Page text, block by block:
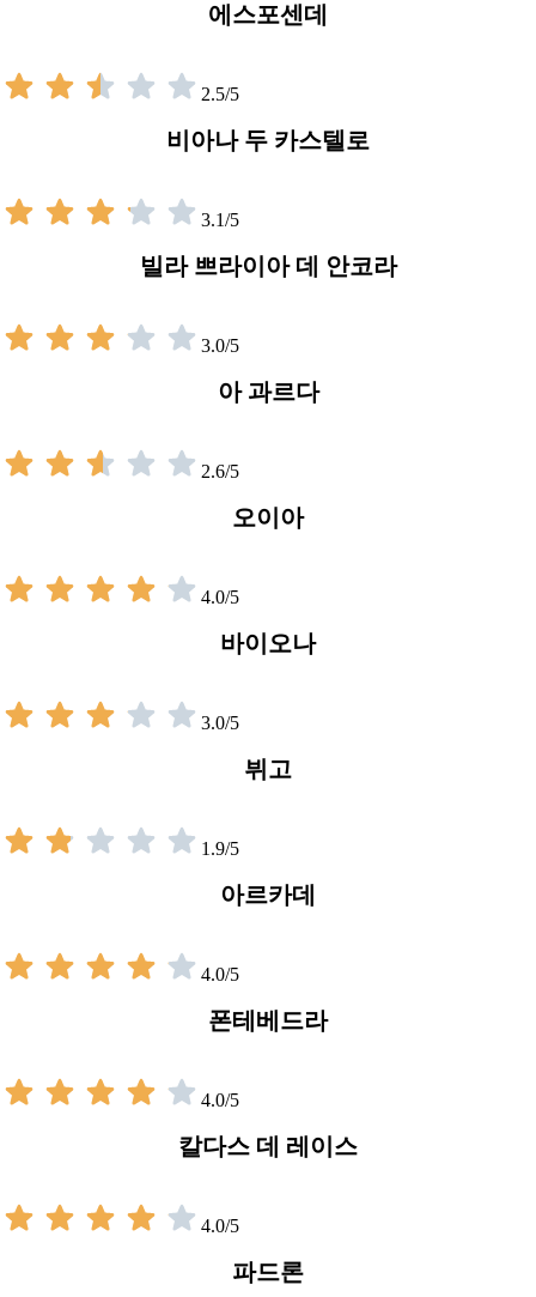
에스포센데
2.5/5
비아나 두 카스텔로
3.1/5
빌라 쁘라이아 데 안코라
3.0/5
아 과르다
2.6/5
오이아
4.0/5
바이오나
3.0/5
뷔고
1.9/5
아르카데
4.0/5
폰테베드라
4.0/5
칼다스 데 레이스
4.0/5
파드론